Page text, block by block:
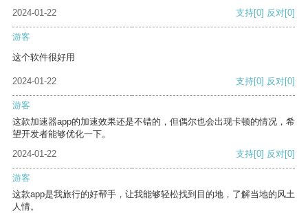
2024-01-22 支持[0] 反对[0]
游客
这个软件很好用
2024-01-22 支持[0] 反对[0]
游客
这款加速器app的加速效果还是不错的，但偶尔也会出现卡顿的情况，希
望开发者能够优化一下。
2024-01-22
支持[0] 反对[0]
游客
这款app是我旅行的好帮手，让我能够轻松找到目的地，了解当地的风土
人情。